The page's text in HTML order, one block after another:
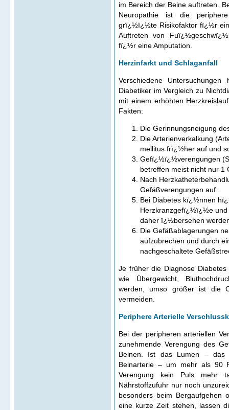
im Bereich der Beine auftreten.
Neuropathie ist die
grï¿½ï¿½te Risikofaktor fï¿½r
Auftreten von
fï¿½r eine Amputation.
Herzinfarkt und Schlaganfall
Verschiedene
Diabetiker im Vergleich zu
mit einem erhöhten
Fakten:
Die Gerinnungsneigung
Die Arterienverkalkung
mellitus frï¿½her auf und
Gefï¿½ï¿½verengungen
betreffen meist nicht nur
Nach
Gefäßverengungen auf.
Bei Diabetes kï¿½nnen
Herzkranzgefï¿½ï¿½e und
daher ï¿½bersehen
Die Gefäßablagerungen
aufzubrechen und durch
nachgeschaltete
Je früher die Diagnose
wie Übergewicht,
werden, umso größer ist die
vermeiden.
Periphere Arterielle
Bei der peripheren arteriellen
zunehmende Verengung des
Beinen. Ist das Lumen – das
Beinarterie – um mehr als 90
Verengung kein Puls mehr
Nährstoffzufuhr nur noch
besonders beim Bergaufgehen
eine kurze Zeit stehen, lassen